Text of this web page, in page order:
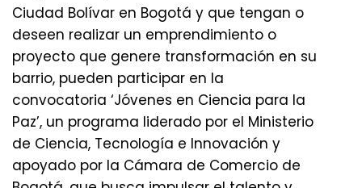
Ciudad Bolívar en Bogotá y que tengan o
deseen realizar un emprendimiento o
proyecto que genere transformación en su
barrio, pueden participar en la
convocatoria ‘Jóvenes en Ciencia para la
Paz’, un programa liderado por el Ministerio
de Ciencia, Tecnología e Innovación y
apoyado por la Cámara de Comercio de